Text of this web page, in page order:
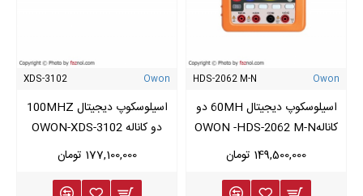
انتخاب اسیلوسکوپ مناسب با توجه به ویژگی های هر دستگاه و
مهم ترین پارامترهایی که درخرید اسیلوسکوپ
باید به آنها توجه
کنید عبارتند از :
پهنای باند: منظور از پهنای باند حداکثر فرکانسی می باشد
که اسیلوسکوپ می تواند اندازه گیری نماید . معمولا
پهنای باند در اسیلوسکوپ برندهای مختلف از 20 مگاهرتز
تا 300 مگاهرتز می باشد . هر چه قدر پهنای باند بالاتر
Owon
HDS-2062 M-N
اسیلوسکوپ دیجیتال 60MH دو
کانالهOWON -HDS-2062 M-N
149,500,000 تومان
Owon
XDS-3102
اسیلوسکوپ دیجیتال 100MHZ
دو کاناله OWON-XDS-3102
177,100,000 تومان